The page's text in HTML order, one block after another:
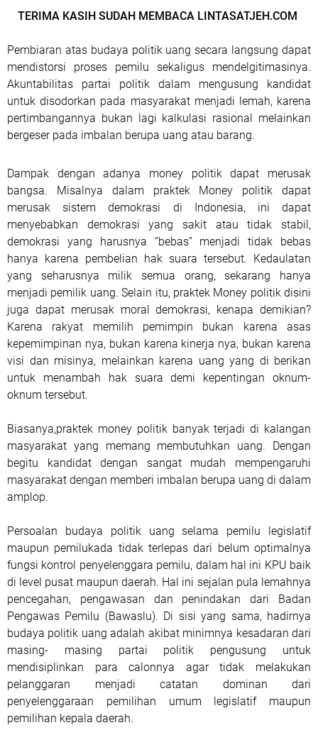
TERIMA KASIH SUDAH MEMBACA LINTASATJEH.COM
Pembiaran atas budaya politik uang secara langsung dapat
mendistorsi proses pemilu sekaligus mendelgitimasinya.
Akuntabilitas partai politik dalam mengusung kandidat
untuk disodorkan pada masyarakat menjadi lemah, karena
pertimbangannya bukan lagi kalkulasi rasional melainkan
bergeser pada imbalan berupa uang atau barang.
Dampak dengan adanya money politik dapat merusak
bangsa. Misalnya dalam praktek Money politik dapat
merusak sistem demokrasi di Indonesia, ini dapat
menyebabkan demokrasi yang sakit atau tidak stabil,
demokrasi yang harusnya “bebas” menjadi tidak bebas
hanya karena pembelian hak suara tersebut. Kedaulatan
yang seharusnya milik semua orang, sekarang hanya
menjadi pemilik uang. Selain itu, praktek Money politik disini
juga dapat merusak moral demokrasi, kenapa demikian?
Karena rakyat memilih pemimpin bukan karena asas
kepemimpinan nya, bukan karena kinerja nya, bukan karena
visi dan misinya, melainkan karena uang yang di berikan
untuk menambah hak suara demi kepentingan oknum-
oknum tersebut.
Biasanya,praktek money politik banyak terjadi di kalangan
masyarakat yang memang membutuhkan uang. Dengan
begitu kandidat dengan sangat mudah mempengaruhi
masyarakat dengan memberi imbalan berupa uang di dalam
amplop.
Persoalan budaya politik uang selama pemilu legislatif
maupun pemilukada tidak terlepas dari belum optimalnya
fungsi kontrol penyelenggara pemilu, dalam hal ini KPU baik
di level pusat maupun daerah. Hal ini sejalan pula lemahnya
pencegahan, pengawasan dan penindakan dari Badan
Pengawas Pemilu (Bawaslu). Di sisi yang sama, hadirnya
budaya politik uang adalah akibat minimnya kesadaran dari
masing- masing partai politik pengusung untuk
mendisiplinkan para calonnya agar tidak melakukan
pelanggaran menjadi catatan dominan dari
penyelenggaraan pemilihan umum legislatif maupun
pemilihan kepala daerah.